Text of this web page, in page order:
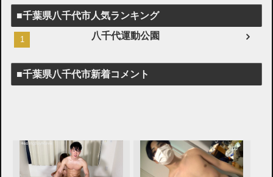
■千葉県八千代市人気ランキング
八千代運動公園
■千葉県八千代市新着コメント